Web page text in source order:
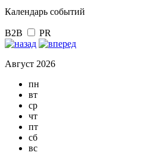
Календарь событий
B2B PR
Август 2026
пн
вт
ср
чт
пт
сб
вс